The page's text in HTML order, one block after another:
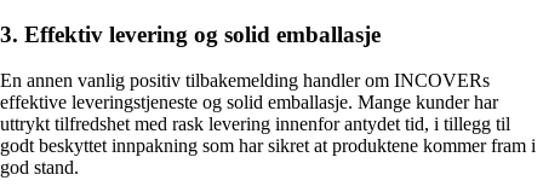
3. Effektiv levering og solid emballasje
En annen vanlig positiv tilbakemelding handler om INCOVERs
effektive leveringstjeneste og solid emballasje. Mange kunder har
uttrykt tilfredshet med rask levering innenfor antydet tid, i tillegg til
godt beskyttet innpakning som har sikret at produktene kommer fram i
god stand.